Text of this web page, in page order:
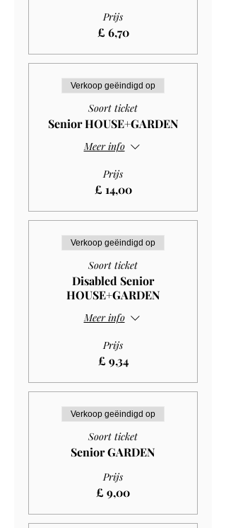
Prijs
£ 6,70
Verkoop geëindigd op
Soort ticket
Senior HOUSE+GARDEN
Meer info
Prijs
£ 14,00
Verkoop geëindigd op
Soort ticket
Disabled Senior
HOUSE+GARDEN
Meer info
Prijs
£ 9,34
Verkoop geëindigd op
Soort ticket
Senior GARDEN
Prijs
£ 9,00